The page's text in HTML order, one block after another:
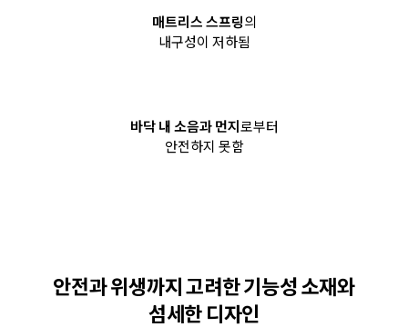
매트리스 스프링의
내구성이 저하됨
바닥 내 소음과 먼지 로부터
안전하지 못함
안전과 위생까지 고려한기능성 소재와
섬세한 디자인